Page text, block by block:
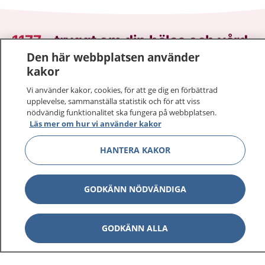
1177–tryggt om din hälsa och vård
På 1177.se får du råd om hälsa och information om
Logga in för att läsa din journal och göra dina
vårdärenden. Ring telefonnummer 1177 för
sjukvårdsrådgivning dygnet runt.
1177 ger dig råd när du vill må bättre.
1177 på flera språk Visa
Om 1177 Visa
Den här webbplatsen använder
kakor
Vi använder kakor, cookies, för att ge dig en förbättrad
upplevelse, sammanställa statistik och för att viss
nödvändig funktionalitet ska fungera på webbplatsen.
Läs mer om hur vi använder kakor
HANTERA KAKOR
GODKÄNN NÖDVÄNDIGA
GODKÄNN ALLA